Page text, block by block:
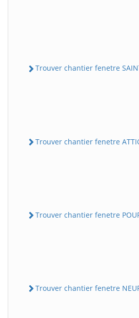
Trouver chantier fenetre
Trouver chantier fenetre
Trouver chantier fenetre
Trouver chantier fenetre